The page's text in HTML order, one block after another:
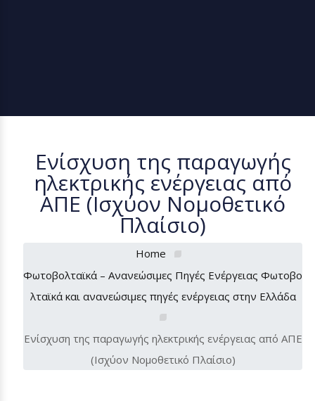
Eνίσχυση της παραγωγής
ηλεκτρικής ενέργειας από
ΑΠΕ (Ισχύον Νομοθετικό
Πλαίσιο)
Home
Φωτοβολταϊκά – Ανανεώσιμες Πηγές Ενέργειας Φωτοβο
λταϊκά και ανανεώσιμες πηγές ενέργειας στην Ελλάδα
Eνίσχυση της παραγωγής ηλεκτρικής ενέργειας από ΑΠΕ
(Ισχύον Νομοθετικό Πλαίσιο)